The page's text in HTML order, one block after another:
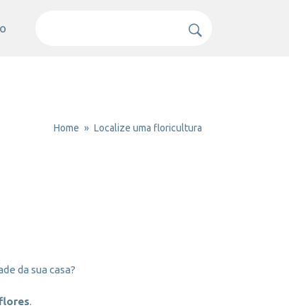
Home Localize uma floricultura
da sua casa?
.